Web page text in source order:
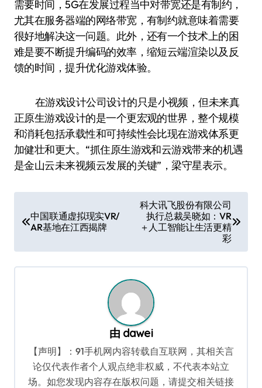
需要时间，5G在发展过程当中对带宽还是有制约，
尤其在服务器端的网络带宽，有制约就意味着需要
很好地解决这一问题。此外，还有一个技术上的困
难是要不断提升编码的效率，缩短云端渲染以及反
馈的时间，提升优化游戏体验。
在游戏设计公司设计的只是小视频，但未来真
正原生游戏设计的是一个更宏观的世界，整个规模
和消耗包括承载性和可持续性会比现在游戏体系更
加健壮和更大。“抓住原生游戏和云游戏带来的机遇
是金山云未来视频云发展的关键”，梁守星表示。
章 中国联通虚拟现实VR/
AR基地在江西揭牌
科大讯飞股份有限公司
执行总裁吴晓如：VR
＋人工智能让生活更精
彩
由 dawei
【声明】：91手机网内容转载自互联网，其相关言
论仅代表作者个人观点绝非权威，不代表本站立
场。如您发现内容存在版权问题，请提交相关链接